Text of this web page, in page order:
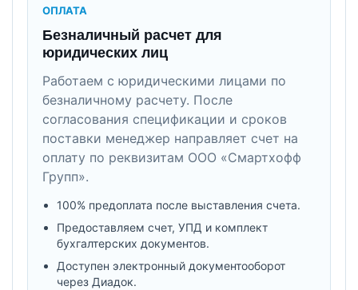
ОПЛАТА
Безналичный расчет для
юридических лиц
Работаем с юридическими лицами по
безналичному расчету. После
согласования спецификации и сроков
поставки менеджер направляет счет на
оплату по реквизитам ООО «Смартхофф
Групп».
100% предоплата после выставления счета.
Предоставляем счет, УПД и комплект
бухгалтерских документов.
Доступен электронный документооборот
через Диадок.